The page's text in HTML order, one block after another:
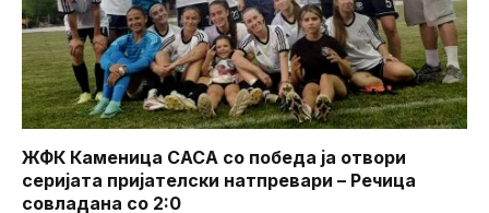
ЖФК Каменица САСА со победа ја отвори
серијата пријателски натпревари – Речица
совладана со 2:0